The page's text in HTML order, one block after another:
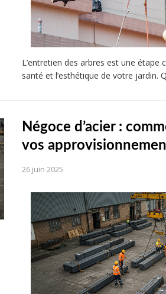
L’entretien des arbres est une étape
santé et l’esthétique de votre jardin.
Négoce d’acier :
vos
26 juin 2025